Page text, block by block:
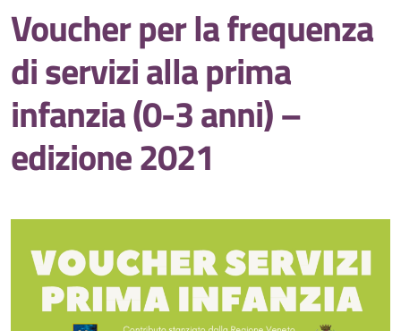
Voucher per la frequenza
di servizi alla prima
infanzia (0-3 anni) –
edizione 2021